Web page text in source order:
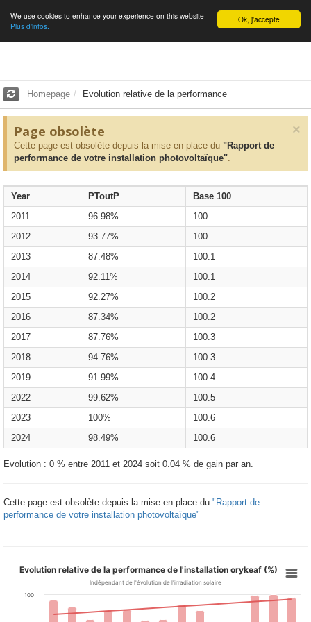
English Ok, j'accepte
We use cookies to enhance your experience on this website
Plus d'infos.
Homepage Evolution relative de la performance
×
Page obsolète
Cette page est obsolète depuis la mise en place du "Rapport de
performance de votre installation photovoltaïque".
Year PToutP
Base 100
2011
96.98%
100
2012
93.77%
100
2013
87.48%
100.1
2014
92.11%
100.1
2015
92.27%
100.2
2016
87.34%
100.2
2017
87.76%
100.3
2018
94.76%
100.3
2019
91.99%
100.4
2022
99.62%
100.5
2023
100%
100.6
2024
98.49% 100.6
Evolution : 0 % entre 2011 et 2024 soit 0.04 % de gain par an.
Cette page est obsolète depuis la mise en place du "Rapport de
performance de votre installation photovoltaïque"
Evolution relative de la performance de l'installation orykeaf (%)
Indépendant de l'évolution de l'irradiation solaire
100